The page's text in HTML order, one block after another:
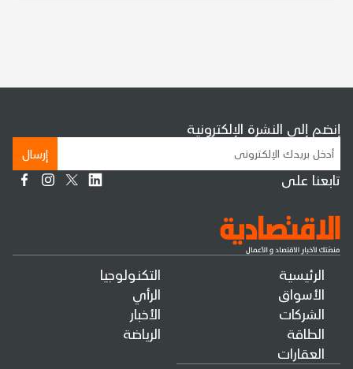
الرئيسية
الأسواق
الشركات
الطاقة
العقارات
التكنولوجيا
الرأي
الأخبار
الرياضة
إنضم إلى النشرة الإلكترونية
إرسال
تابعنا على